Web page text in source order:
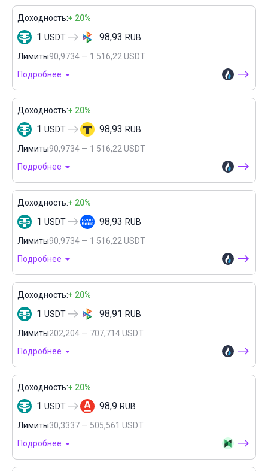
Доходность:+ 20%
1 USDT 98,93 RUB
Лимиты90,9734 — 1 516,22 USDT
Подробнее
Доходность:+ 20%
1 USDT 98,93 RUB
Лимиты90,9734 — 1 516,22 USDT
Подробнее
Доходность:+ 20%
1 USDT 98,93 RUB
Лимиты90,9734 — 1 516,22 USDT
Подробнее
Доходность:+ 20%
1 USDT 98,91 RUB
Лимиты202,204 — 707,714 USDT
Подробнее
Доходность:+ 20%
1 USDT 98,9 RUB
Лимиты30,3337 — 505,561 USDT
Подробнее